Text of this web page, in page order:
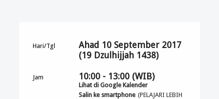
Hari/Tgl
Ahad 10 September 2017
(19 Dzulhijjah 1438)
Jam 10:00 - 13:00 (WIB)
Lihat di Google Kalender
Salin ke smartphone (PELAJARI LEBIH